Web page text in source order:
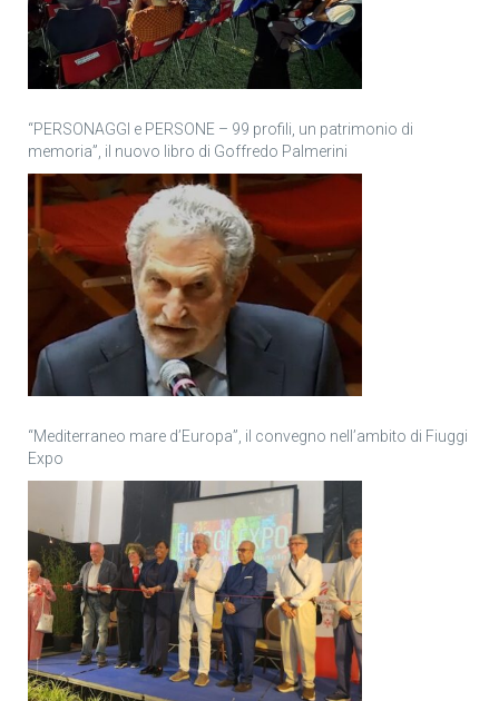
“PERSONAGGI e PERSONE – 99 profili, un patrimonio di
memoria”, il nuovo libro di Goffredo Palmerini
“Mediterraneo mare d’Europa”, il convegno nell’ambito di Fiuggi
Expo